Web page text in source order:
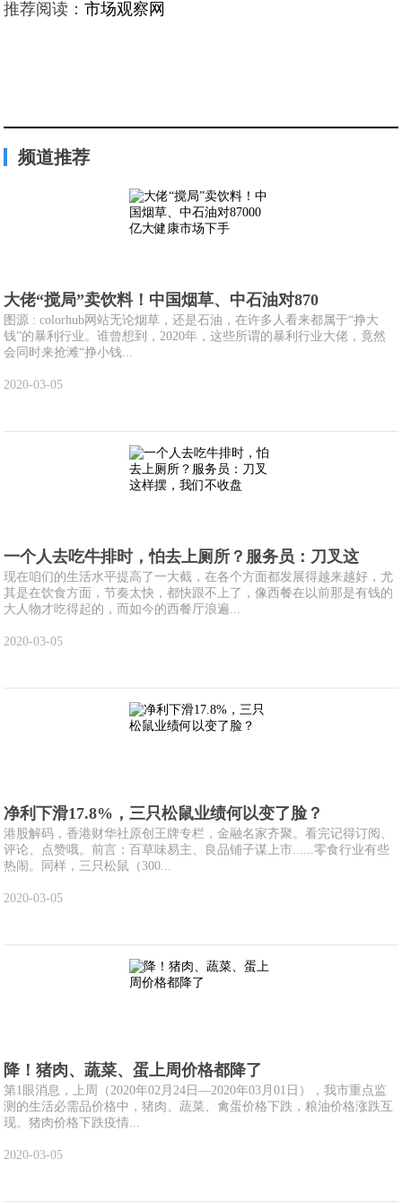
推荐阅读：市场观察网
频道推荐
大佬“搅局”卖饮料！中国烟草、中石油对870
图源 : colorhub网站无论烟草，还是石油，在许多人看来都属于“挣大
钱”的暴利行业。谁曾想到，2020年，这些所谓的暴利行业大佬，竟然
会同时来抢滩“挣小钱...
2020-03-05
一个人去吃牛排时，怕去上厕所？服务员：刀叉这
现在咱们的生活水平提高了一大截，在各个方面都发展得越来越好，尤
其是在饮食方面，节奏太快，都快跟不上了，像西餐在以前那是有钱的
大人物才吃得起的，而如今的西餐厅浪遍...
2020-03-05
净利下滑17.8%，三只松鼠业绩何以变了脸？
港股解码，香港财华社原创王牌专栏，金融名家齐聚。看完记得订阅、
评论、点赞哦。前言：百草味易主、良品铺子谋上市......零食行业有些
热闹。同样，三只松鼠（300...
2020-03-05
降！猪肉、蔬菜、蛋上周价格都降了
第1眼消息，上周（2020年02月24日—2020年03月01日），我市重点监
测的生活必需品价格中，猪肉、蔬菜、禽蛋价格下跌，粮油价格涨跌互
现。猪肉价格下跌疫情...
2020-03-05